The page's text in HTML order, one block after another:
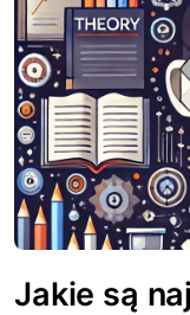
Jakie są